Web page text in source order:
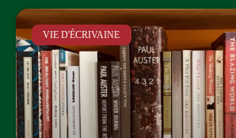
VIE D'ÉCRIVAINE